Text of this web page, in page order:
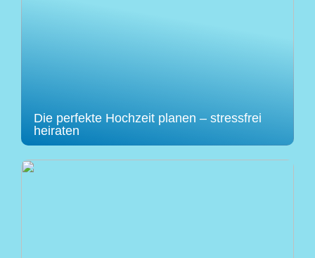
Die perfekte Hochzeit planen – stressfrei
heiraten